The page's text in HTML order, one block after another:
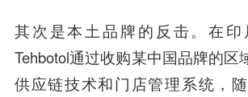
其次是本土品牌的反击。在印
Tehbotol通过收购某中国品牌的区
供应链技术和门店管理系统，